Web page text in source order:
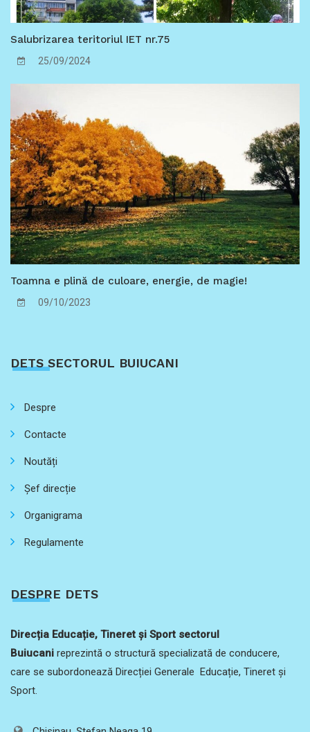
Salubrizarea teritoriul IET nr.75
25/09/2024
Toamna e plină de culoare, energie, de magie!
09/10/2023
DETS SECTORUL BUIUCANI
Despre
Contacte
Noutăți
Șef direcție
Organigrama
Regulamente
DESPRE DETS
Direcția Educație, Tineret și Sport sectorul
Buiucani reprezintă o structură specializată de conducere,
care se subordonează Direcției Generale Educație, Tineret și
Sport.